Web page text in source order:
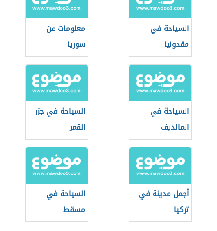
السياحة في
مقدونيا
معلومات عن
سوريا
السياحة في
المالديف
السياحة في جزر
القمر
أجمل مدينة في
تركيا
السياحة في
مسقط